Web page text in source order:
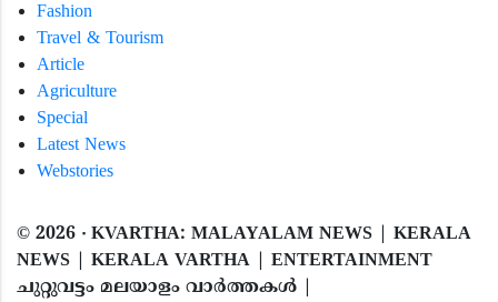
Fashion
Travel & Tourism
Article
Agriculture
Special
Latest News
Webstories
© 2026 ‧ KVARTHA: MALAYALAM NEWS | KERALA
NEWS | KERALA VARTHA | ENTERTAINMENT
ചുറ്റുവട്ടം മലയാളം വാര്‍ത്തകൾ |